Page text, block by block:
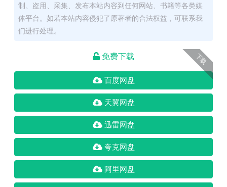
制、盗用、采集、发布本站内容到任何网站、书籍等各类媒
体平台。如若本站内容侵犯了原著者的合法权益，可联系我
们进行处理。
下载
免费下载
百度网盘
天翼网盘
迅雷网盘
夸克网盘
阿里网盘